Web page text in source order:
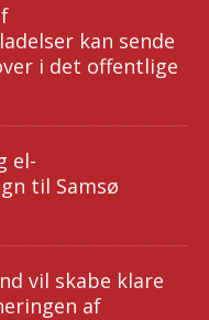
kan sende
i det offentlige
el-
til Samsø
vil skabe klare
af